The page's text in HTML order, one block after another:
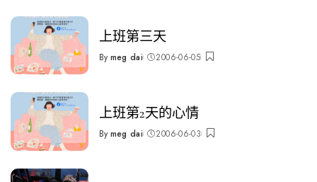
上班第三天
Posted
By meg dai 2006-06-05
上班第2天的心情
Posted
By meg dai 2006-06-03